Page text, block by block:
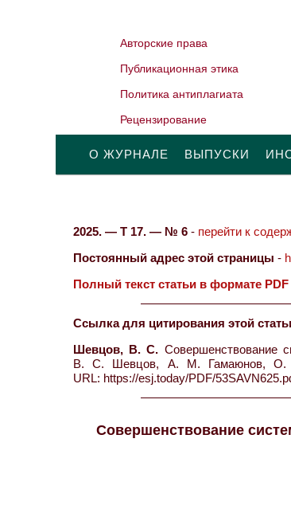
Авторские права
Публикационная этика
Политика антиплагиата
Рецензирование
О ЖУРНАЛЕ ВЫПУСКИ
2025. — Т 17. — № 6 - перейти к
Постоянный адрес этой страницы -
Полный текст статьи в формате PDF
Ссылка для цитирования этой
Шевцов, В. С. Совершенствование
В. С. Шевцов, А. М. Гамаюнов,
URL: https://esj.today/PDF/
Совершенствование